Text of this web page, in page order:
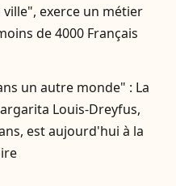
exerce un métier
de 4000 Français
un autre monde" : La
Louis-Dreyfus,
est aujourd'hui à la